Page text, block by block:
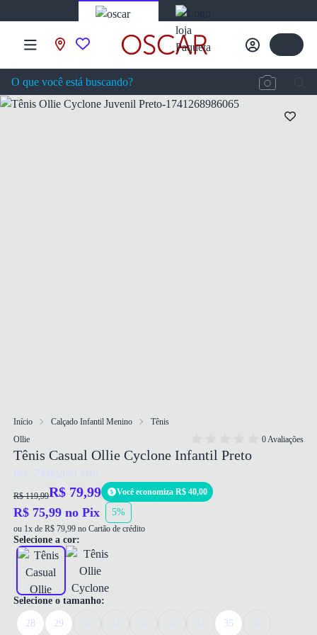
Início Calçado Infantil Menino
Tênis
Ollie
0 Avaliações
Tênis Casual Ollie Cyclone Infantil Preto
Ref: 7909920813048
R$ 119,99R$ 79,99 Você economiza R$ 40,00
R$ 75,99 no Pix 5%
ou 1x de R$ 79,99 no Cartão de crédito
Selecione a cor:
Selecione o tamanho:
28 29 35